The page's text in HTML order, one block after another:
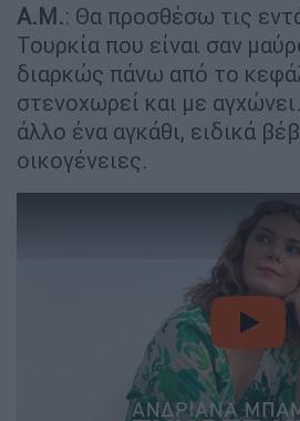
Α.Μ.: Θα προσθέσω τις
Τουρκία που είναι σαν
διαρκώς πάνω από το
στενοχωρεί και με
άλλο ένα αγκάθι, ειδικά
οικογένειες.
video